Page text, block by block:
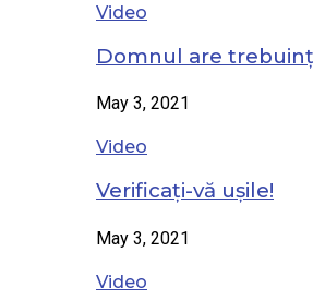
Video
Domnul are
May 3, 2021
Video
Verificați-vă ușile!
May 3, 2021
Video